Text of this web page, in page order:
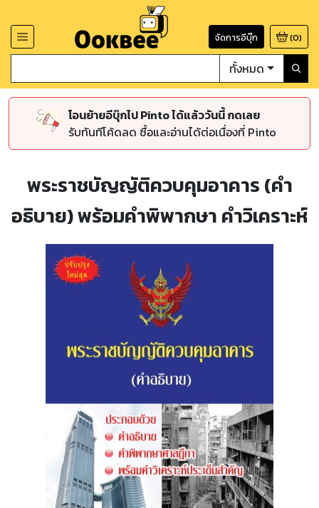
จัดการอีบุ๊ก (0)
ทั้งหมด
โอนย้ายอีบุ๊กไป Pinto ได้แล้ววันนี้ กดเลย
รับทันทีโค้ดลด ซื้อและอ่านได้ต่อเนื่องที่ Pinto
พระราชบัญญัติควบคุมอาคาร (คำ
อธิบาย) พร้อมคำพิพากษา คำวิเคราะห์